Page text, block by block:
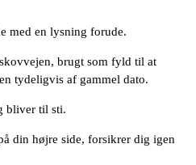
med en lysning forude.
brugt som fyld til at
tydeligvis af gammel dato.
bliver til sti.
din højre side, forsikrer dig igen